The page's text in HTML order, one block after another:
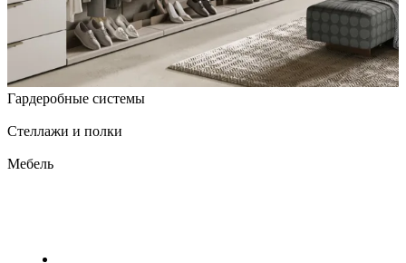
Гардеробные системы
Стеллажи и полки
Мебель